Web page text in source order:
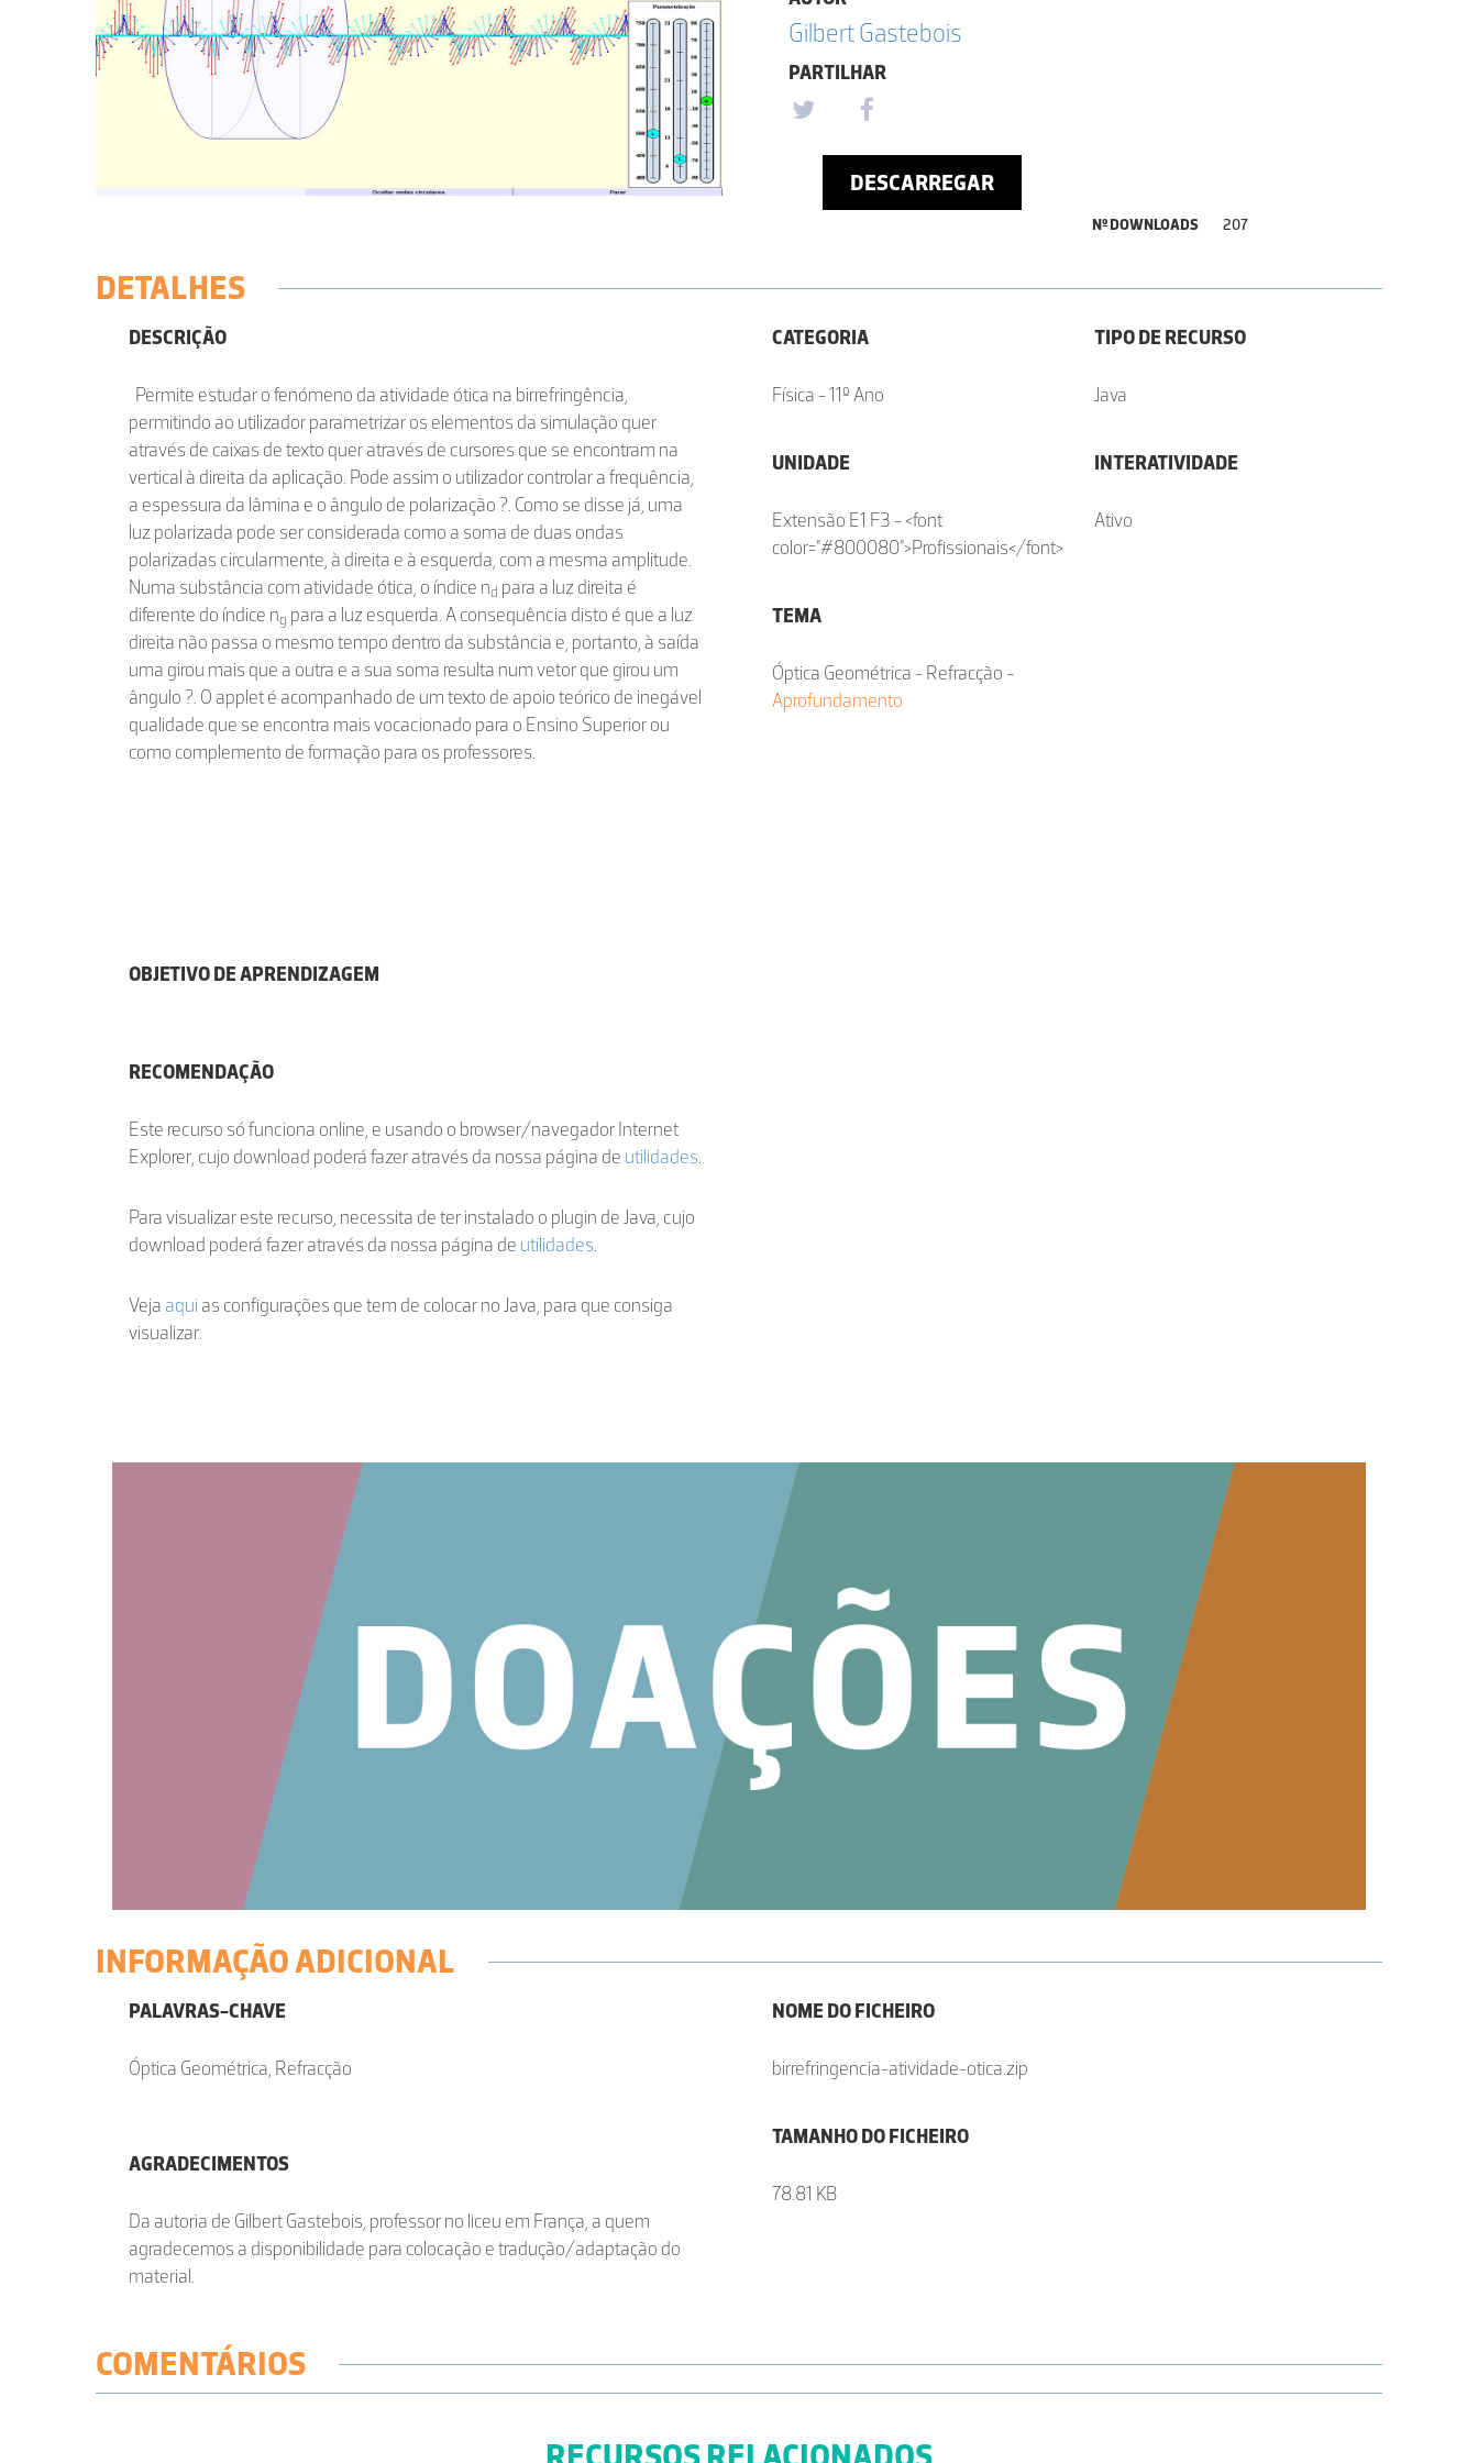
Gilbert Gastebois
PARTILHAR
DESCARREGAR
Nº DOWNLOADS 207
DETALHES
DESCRIÇÃO
Permite estudar o fenómeno da atividade ótica na birrefringência,
permitindo ao utilizador parametrizar os elementos da simulação quer
através de caixas de texto quer através de cursores que se encontram na
vertical à direita da aplicação. Pode assim o utilizador controlar a frequência,
a espessura da lâmina e o ângulo de polarização ?. Como se disse já, uma
luz polarizada pode ser considerada como a soma de duas ondas
polarizadas circularmente, à direita e à esquerda, com a mesma amplitude.
Numa substância com atividade ótica, o índice nd para a luz direita é
diferente do índice ng para a luz esquerda. A consequência disto é que a luz
direita não passa o mesmo tempo dentro da substância e, portanto, à saída
uma girou mais que a outra e a sua soma resulta num vetor que girou um
ângulo ?. O applet é acompanhado de um texto de apoio teórico de inegável
qualidade que se encontra mais vocacionado para o Ensino Superior ou
como complemento de formação para os professores.
OBJETIVO DE APRENDIZAGEM
RECOMENDAÇÃO
Este recurso só funciona online, e usando o browser/navegador Internet
Explorer, cujo download poderá fazer através da nossa página de utilidades.
Para visualizar este recurso, necessita de ter instalado o plugin de Java, cujo
download poderá fazer através da nossa página de utilidades.
Veja aqui as configurações que tem de colocar no Java, para que consiga
visualizar.
CATEGORIA
Física - 11º Ano
UNIDADE
Extensão E1 F3 - <font
color="#800080">Profissionais</font>
TEMA
Óptica Geométrica - Refracção -
Aprofundamento
TIPO DE RECURSO
Java
INTERATIVIDADE
Ativo
INFORMAÇÃO ADICIONAL
PALAVRAS-CHAVE
Óptica Geométrica, Refracção
AGRADECIMENTOS
Da autoria de Gilbert Gastebois, professor no liceu em França, a quem
agradecemos a disponibilidade para colocação e tradução/adaptação do
material.
NOME DO FICHEIRO
birrefringencia-atividade-otica.zip
TAMANHO DO FICHEIRO
78.81 KB
COMENTÁRIOS